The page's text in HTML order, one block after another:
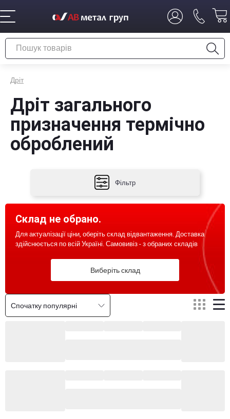
Дріт
Дріт загального
призначення термічно
оброблений
Фільтр
Склад не обрано.
Для актуалізації ціни, оберіть склад відвантаження. Доставка
здійснюється по всій Україні. Самовивіз - з обраних складів
Виберіть склад
Спочатку популярні